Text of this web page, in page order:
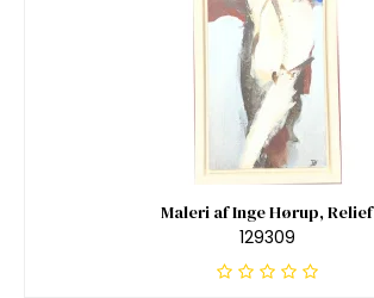
Maleri af Inge Hørup, Relief
129309